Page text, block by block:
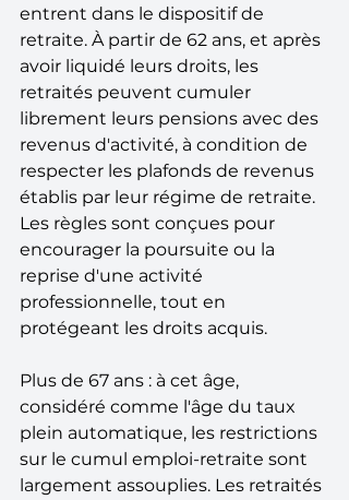
entrent dans le dispositif de
retraite. À partir de 62 ans, et après
avoir liquidé leurs droits, les
retraités peuvent cumuler
librement leurs pensions avec des
revenus d'activité, à condition de
respecter les plafonds de revenus
établis par leur régime de retraite.
Les règles sont conçues pour
encourager la poursuite ou la
reprise d'une activité
professionnelle, tout en
protégeant les droits acquis.
Plus de 67 ans : à cet âge,
considéré comme l'âge du taux
plein automatique, les restrictions
sur le cumul emploi-retraite sont
largement assouplies. Les retraités